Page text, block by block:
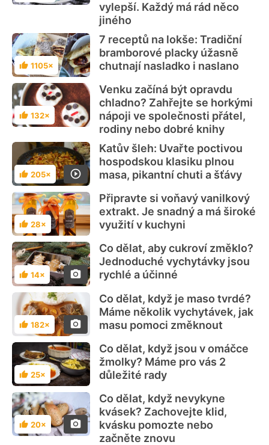
vylepší. Každý má rád něco
jiného
Hodnocení
1105×
7 receptů na lokše: Tradiční
bramborové placky úžasně
chutnají nasladko i naslano
Hodnocení
132×
Venku začíná být opravdu
chladno? Zahřejte se horkými
nápoji ve společnosti přátel,
rodiny nebo dobré knihy
Hodnocení
205×
Katův šleh: Uvařte poctivou
hospodskou klasiku plnou
masa, pikantní chuti a šťávy
Hodnocení
28×
Připravte si voňavý vanilkový
extrakt. Je snadný a má široké
využití v kuchyni
Hodnocení
14×
Co dělat, aby cukroví změklo?
Jednoduché vychytávky jsou
rychlé a účinné
Hodnocení
182×
Co dělat, když je maso tvrdé?
Máme několik vychytávek, jak
masu pomoci změknout
Hodnocení
25×
Co dělat, když jsou v omáčce
žmolky? Máme pro vás 2
důležité rady
Hodnocení
20×
Co dělat, když nevykyne
kvásek? Zachovejte klid,
kvásku pomozte nebo
začněte znovu